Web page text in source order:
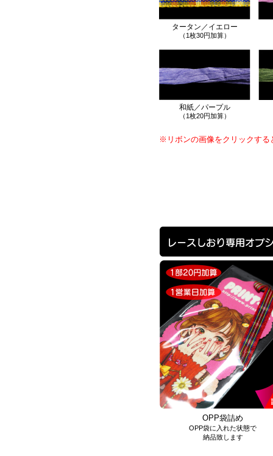
タータン／イエロー
（1枚30円加算）
和紙／パープル
（1枚20円加算）
※リボンの画像をクリックする
OPP袋詰め
OPP袋に入れた状態で
納品致します